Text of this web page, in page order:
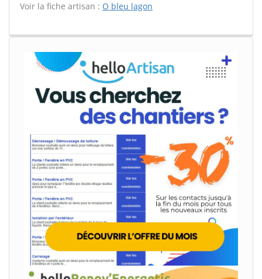
Voir la fiche artisan : O bleu lagon